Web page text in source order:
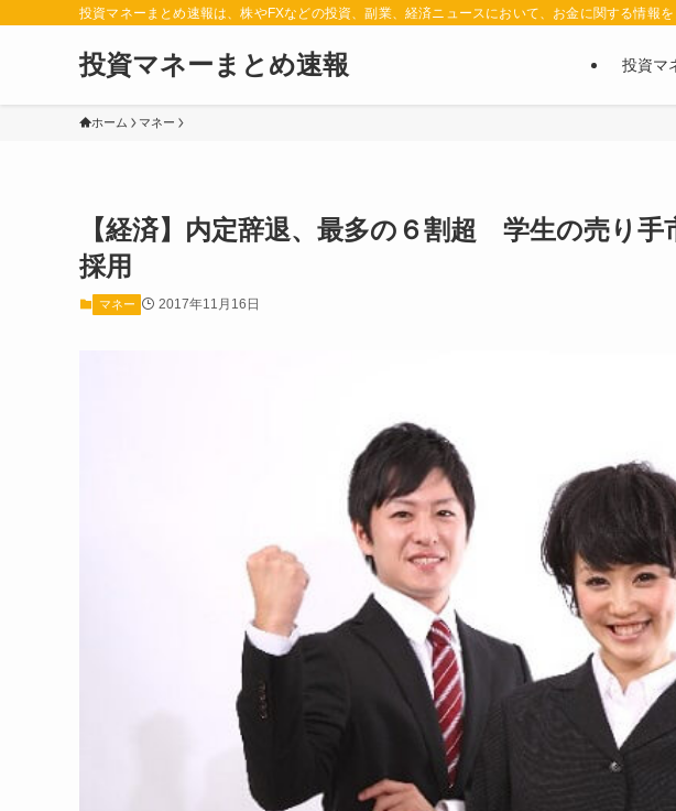
投資マネーまとめ速報は、株やFXなどの投資、副業、経済ニュースにおいて、お金に関する情報
投資マネーまとめ速報 投資マ
ホーム マネー
【経済】内定辞退、最多の６割超 学生の売り
採用
マネー 2017年11月16日